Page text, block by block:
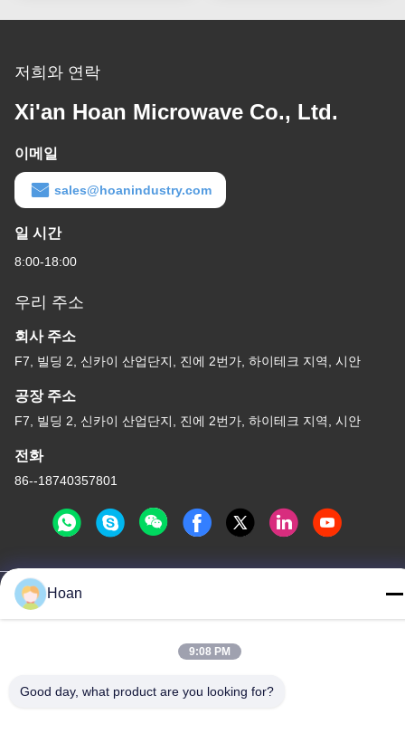
저희와 연락
Xi'an Hoan Microwave Co., Ltd.
이메일
sales@hoanindustry.com
일 시간
8:00-18:00
우리 주소
회사 주소
F7, 빌딩 2, 신카이 산업단지, 진에 2번가, 하이테크 지역, 시안
공장 주소
F7, 빌딩 2, 신카이 산업단지, 진에 2번가, 하이테크 지역, 시안
전화
86--18740357801
중국 좋은 품질 와이어 로프 제진기 공급자. 저작권 2024-2026
Hoan
9:08 PM
Good day, what product are you looking for?